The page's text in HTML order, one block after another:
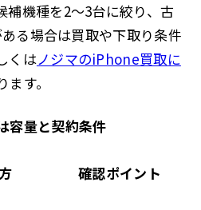
補機種を2〜3台に絞り、古
る場合は買取や下取り条件
くはノジマのiPhone買取に
す。
容量と契約条件
確認ポイント